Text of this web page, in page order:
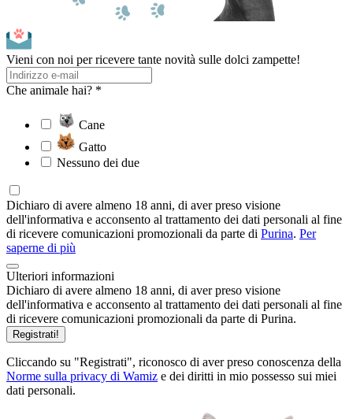
Vieni con noi per ricevere tante novità sulle dolci zampette!
Che animale hai? *
Cane
Gatto
Nessuno dei due
Dichiaro di avere almeno 18 anni, di aver preso visione
dell'informativa e acconsento al trattamento dei dati personali al fine
di ricevere comunicazioni promozionali da parte di Purina. Per
saperne di più
Ulteriori informazioni
Dichiaro di avere almeno 18 anni, di aver preso visione
dell'informativa e acconsento al trattamento dei dati personali al fine
di ricevere comunicazioni promozionali da parte di Purina.
Registrati!
Cliccando su "Registrati", riconosco di aver preso conoscenza della
Norme sulla privacy di Wamiz e dei diritti in mio possesso sui miei
dati personali.